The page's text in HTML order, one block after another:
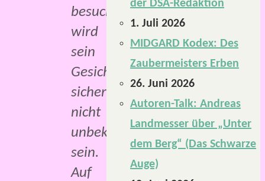
besucht,
wird
sein
Gesicht
sicherlich
nicht
unbekannt
sein.
Auf
der DSA-Redaktion
1. Juli 2026
MIDGARD Kodex: Des
Zaubermeisters Erben
26. Juni 2026
Autoren-Talk: Andreas
Landmesser über „Unter
dem Berg“ (Das Schwarze
Auge)